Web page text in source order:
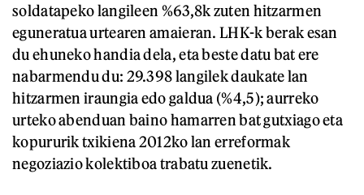
soldatapeko langileen %63,8k zuten hitzarmen
eguneratua urtearen amaieran. LHK-k berak esan
du ehuneko handia dela, eta beste datu bat ere
nabarmendu du: 29.398 langilek daukate lan
hitzarmen iraungia edo galdua (%4,5); aurreko
urteko abenduan baino hamarren bat gutxiago eta
kopururik txikiena 2012ko lan erreformak
negoziazio kolektiboa trabatu zuenetik.